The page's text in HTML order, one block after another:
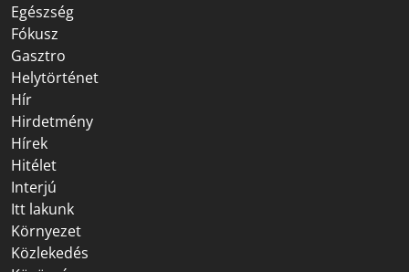
Egészség
Fókusz
Gasztro
Helytörténet
Hír
Hirdetmény
Hírek
Hitélet
Interjú
Itt lakunk
Környezet
Közlekedés